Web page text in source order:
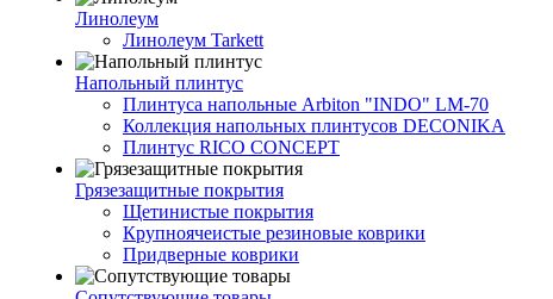
Линолеум
Линолеум Tarkett
Напольный плинтус
Плинтуса напольные Arbiton "INDO" LM-70
Коллекция напольных плинтусов DECONIKA
Плинтус RICO CONCEPT
Грязезащитные покрытия
Щетинистые покрытия
Крупноячеистые резиновые коврики
Придверные коврики